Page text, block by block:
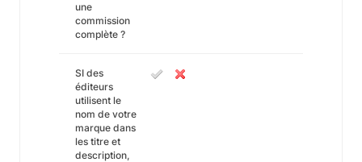
une
commission
complète ?
SI des
éditeurs
utilisent le
nom de votre
marque dans
les titre et
description,